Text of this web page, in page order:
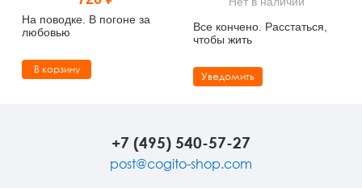
Тревожные расстройства, панические атаки
Психодрама
Другие направления психотерапии
Психология труда и эргономика
Социальная и организационная психология
Классический и юнгианский психоанализ
На поводке. В погоне за
любовью
В корзину
Все кончено. Расстаться,
чтобы жить
Уведомить
+7 (495) 540-57-27
post@cogito-shop.com